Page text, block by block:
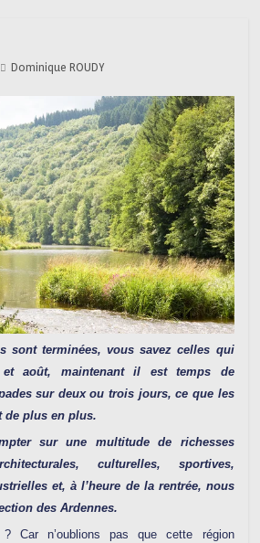
Dominique ROUDY
sont terminées, vous savez celles qui
et août, maintenant il est temps de
sur deux ou trois jours, ce que les
de plus en plus.
sur une multitude de richesses
culturelles, sportives,
et, à l’heure de la rentrée, nous
des Ardennes.
? Car n’oublions pas que cette région